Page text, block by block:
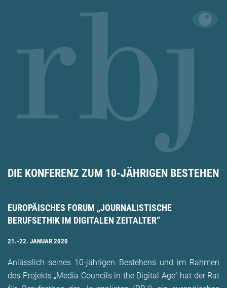
DIE KONFERENZ ZUM 10-JÄHRIGEN BESTEHEN
EUROPÄISCHES FORUM „JOURNALISTISCHE
BERUFSETHIK IM DIGITALEN ZEITALTER“
21.-22. JANUAR 2020
Anlässlich seines 10-jährigen Bestehens und im Rahmen
des Projekts „Media Councils in the Digital Age“ hat der Rat